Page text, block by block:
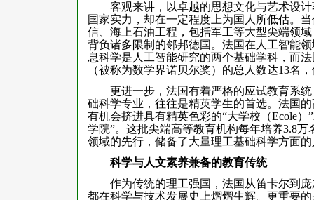
客观来讲，以卓越的思想文化与艺术设计
国家实力，却在一定程度上为国人所低估。
信、海上石油工程，包括军工等大型尖端领
背负诸多限制的邻邦德国。法国在人工智能
息科学是人工智能研究的两个基础学科，而
（被称为数学界诺贝尔奖）的总人数达13名
更进一步，法国有着严格的应试教育系统
础科学专业，往往是精英学生的首选。法国
有机会挤进具有精英色彩的“大学校（Ecole
学院”。这批尖端高等教育机构每年培养3.8
领域的先行，储备了大量理工基础科学方面
科学与人文素养兼备的教育传统
作为传统的理工强国，法国从笛卡尔到庞
都在科学与技术发展史上熠熠生辉。更重要